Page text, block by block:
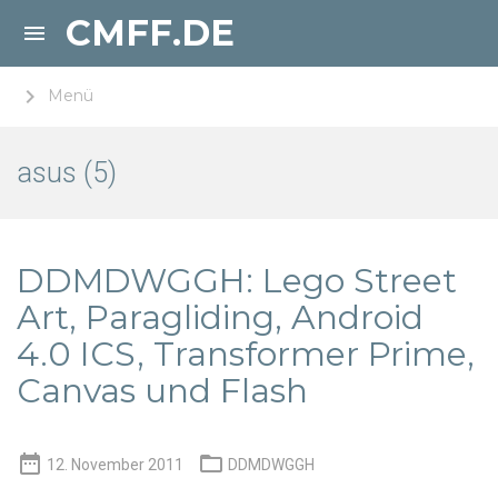
 CMFF.DE
keyboard_arrow_right Menü
asus (5)
DDMDWGGH: Lego Street
Art, Paragliding, Android
4.0 ICS, Transformer Prime,
Canvas und Flash
 12. November 2011  DDMDWGGH